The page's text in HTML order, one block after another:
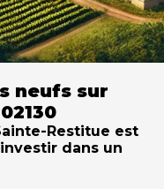
neufs sur
Restitue est
dans un